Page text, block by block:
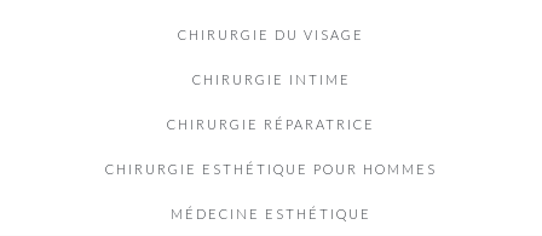
CHIRURGIE DU VISAGE
CHIRURGIE INTIME
CHIRURGIE RÉPARATRICE
CHIRURGIE ESTHÉTIQUE POUR HOMMES
MÉDECINE ESTHÉTIQUE